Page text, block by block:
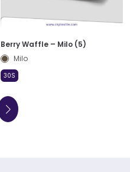
Berry Waffle – Milo (5)
Milo
30S